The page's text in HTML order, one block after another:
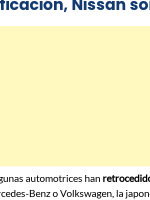
Nissan
automotrices han
Benz o Volkswagen, la